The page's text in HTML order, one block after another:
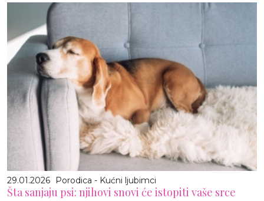
29.01.2026 Porodica - Kućni ljubimci
Šta sanjaju psi: njihovi snovi će istopiti vaše srce